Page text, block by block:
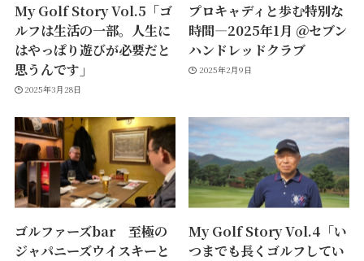
My Golf Story Vol.5「ゴ
ルフは生活の一部。人生に
はやっぱり遊びが必要だと
思うんです」
2025年3月28日
プロキャディと歩む特別な
時間―2025年1月 ＠セブン
ハンドレッドクラブ
2025年2月9日
ゴルファーズbar 至極の
ジャパニーズウイスキーと
My Golf Story Vol.4「い
つまでも長くゴルフしてい